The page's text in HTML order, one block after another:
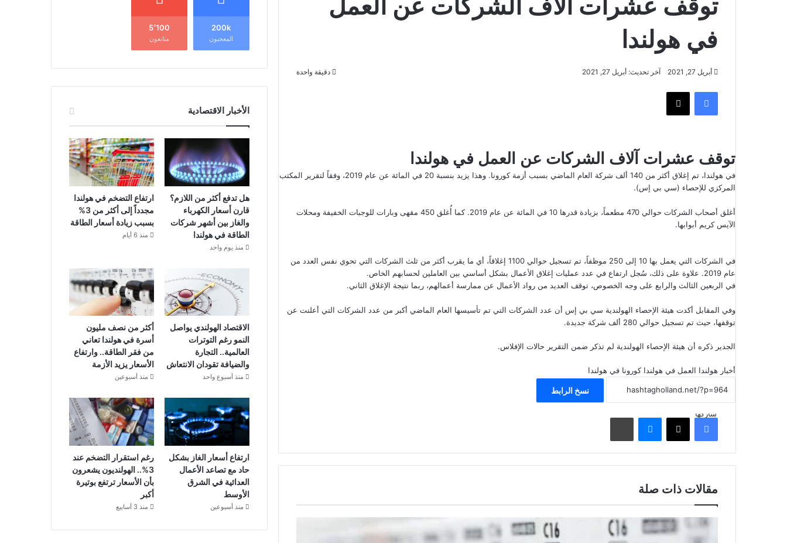
توقف عشرات آلاف الشركات عن العمل
في هولندا
أبريل 27, 2021 آخر تحديث: أبريل 27, 2021 دقيقة واحدة
فيسبوك ‫X
توقف عشرات آلاف الشركات عن العمل في هولندا
في هولندا، تم إغلاق أكثر من 140 ألف شركة العام الماضي بسبب أزمة كورونا. وهذا يزيد بنسبة 20 في المائة عن عام 2019، وفقاً لتقرير المكتب
المركزي للإحصاء (سي بي إس).
أغلق أصحاب الشركات حوالي 470 مطعماً، بزيادة قدرها 10 في المائة عن عام 2019. كما أُغلق 450 مقهى وبارات للوجبات الخفيفة ومحلات
الآيس كريم أبوابها.
في الشركات التي يعمل بها 10 إلى 250 موظفاً، تم تسجيل حوالي 1100 إغلاقاً، أي ما يقرب أكثر من ثلث الشركات التي تحوي نفس العدد من
عام 2019. علاوة على ذلك، سُجل ارتفاع في عدد عمليات إغلاق الأعمال بشكل أساسي بين العاملين لحسابهم الخاص.
في الربعين الثالث والرابع على وجه الخصوص، توقف العديد من رواد الأعمال عن ممارسة أعمالهم، ربما نتيجة الإغلاق الثاني.
وفي المقابل أكدت هيئة الإحصاء الهولندية سي بي إس أن عدد الشركات التي تم تأسيسها العام الماضي أكبر من عدد الشركات التي أعلنت عن
توقفها، حيث تم تسجيل حوالي 280 ألف شركة جديدة.
الجدير ذكره أن هيئة الإحصاء الهولندية لم تذكر ضمن التقرير حالات الإفلاس.
أخبار هولندا العمل في هولندا كورونا في هولندا
نسخ الرابط
شاركهافيسبوك ‫X ماسنجر مشاركة عبر البريد
مقالات ذات صلة
200k
المعجبون
5٬100
متابعون
الأخبار الاقتصادية
هل تدفع أكثر من اللازم؟
قارن أسعار الكهرباء
والغاز بين أشهر شركات
الطاقة في هولندا
منذ يوم واحد
ارتفاع التضخم في هولندا
مجدداً إلى أكثر من 3%
بسبب زيادة أسعار الطاقة
منذ 6 أيام
الاقتصاد الهولندي يواصل
النمو رغم التوترات
العالمية.. التجارة
والضيافة تقودان الانتعاش
منذ أسبوع واحد
أكثر من نصف مليون
أسرة في هولندا تعاني
من فقر الطاقة.. وارتفاع
الأسعار يزيد الأزمة
منذ أسبوعين
ارتفاع أسعار الغاز بشكل
حاد مع تصاعد الأعمال
العدائية في الشرق
الأوسط
منذ أسبوعين
رغم استقرار التضخم عند
3%.. الهولنديون يشعرون
بأن الأسعار ترتفع بوتيرة
أكبر
منذ 3 أسابيع